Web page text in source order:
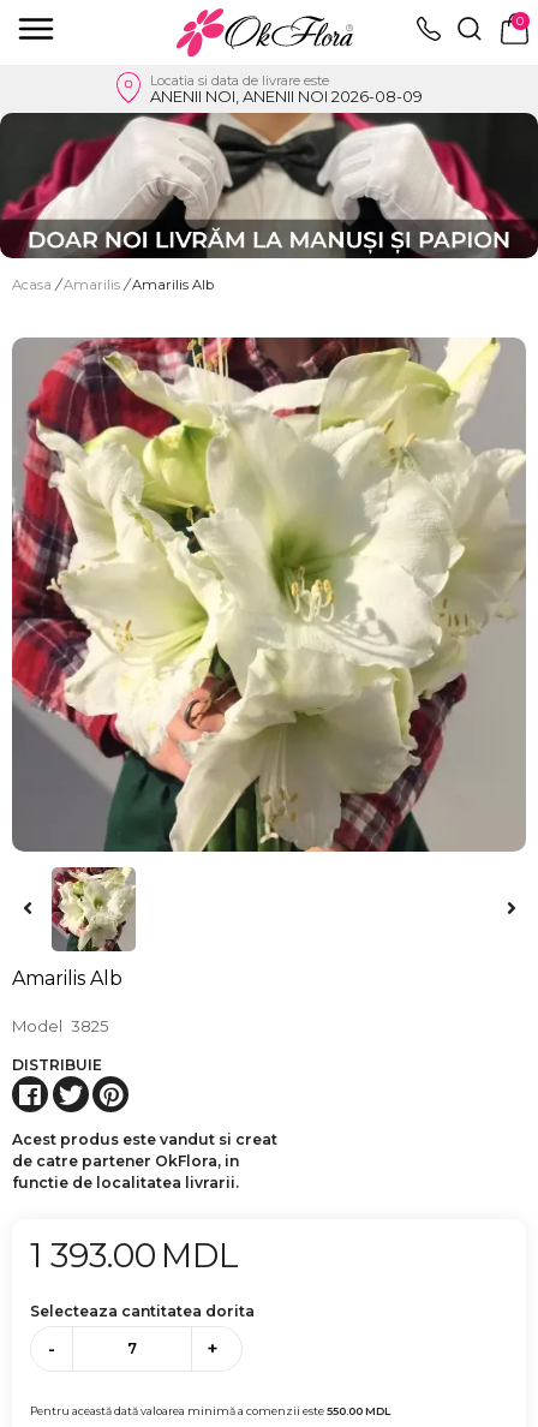
0
Locatia si data de livrare este
ANENII NOI, ANENII NOI 2026-08-09
Acasa / Amarilis / Amarilis Alb
Amarilis Alb
Model 3825
DISTRIBUIE
Acest produs este vandut si creat
de catre partener OkFlora, in
functie de localitatea livrarii.
1 393.00 MDL
Selecteaza cantitatea dorita
- +
Pentru această dată valoarea minimă a comenzii este550.00MDL